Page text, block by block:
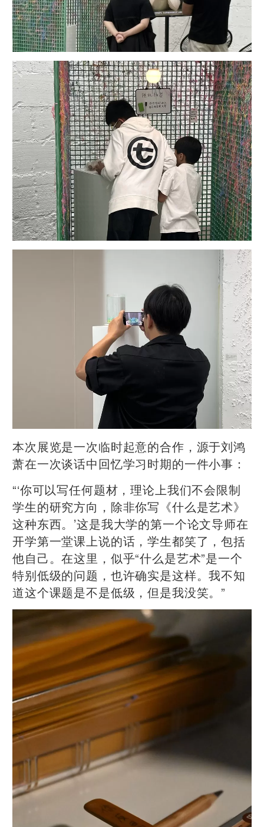
本次展览是一次临时起意的合作，源于刘鸿
萧在一次谈话中回忆学习时期的一件小事：
“‘你可以写任何题材，理论上我们不会限制
学生的研究方向，除非你写《什么是艺术》
这种东西。’这是我大学的第一个论文导师在
开学第一堂课上说的话，学生都笑了，包括
他自己。在这里，似乎“什么是艺术”是一个
特别低级的问题，也许确实是这样。我不知
道这个课题是不是低级，但是我没笑。”